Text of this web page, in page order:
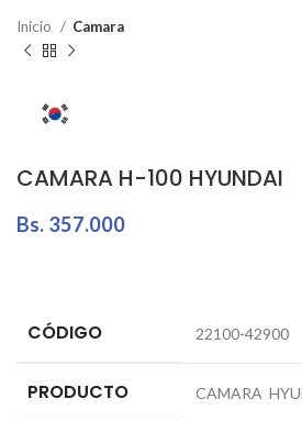
Inicio Camara
CAMARA H-100 HYUNDAI
Bs. 357.000
CÓDIGO 22100-42900
PRODUCTO CAMARA